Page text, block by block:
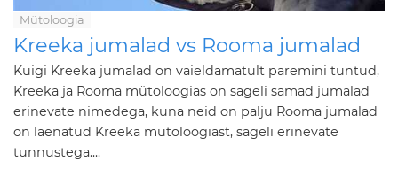
Mütoloogia
Kreeka jumalad vs Rooma jumalad
Kuigi Kreeka jumalad on vaieldamatult paremini tuntud,
Kreeka ja Rooma mütoloogias on sageli samad jumalad
erinevate nimedega, kuna neid on palju Rooma jumalad
on laenatud Kreeka mütoloogiast, sageli erinevate
tunnustega....